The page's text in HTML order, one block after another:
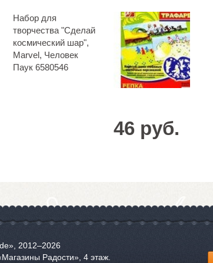
Набор для
творчества "Сделай
космический шар",
Marvel, Человек
Паук 6580546
46 руб.
2012‒2026
Радости», 4 этаж.